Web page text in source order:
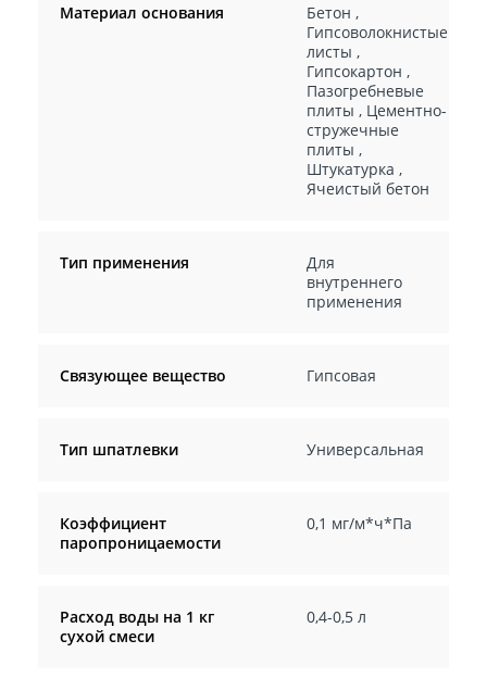
Материал основания Бетон ,
Гипсоволокнистые
листы ,
Гипсокартон ,
Пазогребневые
плиты , Цементно-
стружечные
плиты ,
Штукатурка ,
Ячеистый бетон
Тип применения
Для
внутреннего
применения
Связующее вещество Гипсовая
Тип шпатлевки Универсальная
Коэффициент
паропроницаемости
0,1 мг/м*ч*Па
Расход воды на 1 кг
сухой смеси
0,4-0,5 л